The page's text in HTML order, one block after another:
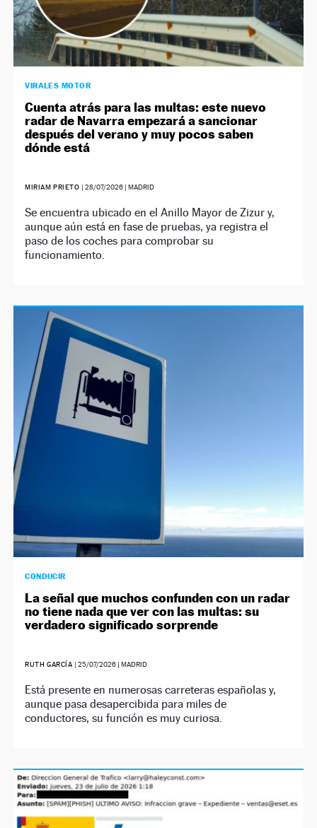
VIRALES MOTOR
Cuenta atrás para las multas: este nuevo
radar de Navarra empezará a sancionar
después del verano y muy pocos saben
dónde está
MIRIAM PRIETO |28/07/2026 | MADRID
Se encuentra ubicado en el Anillo Mayor de Zizur y,
aunque aún está en fase de pruebas, ya registra el
paso de los coches para comprobar su
funcionamiento.
CONDUCIR
La señal que muchos confunden con un radar
no tiene nada que ver con las multas: su
verdadero significado sorprende
RUTH GARCÍA |25/07/2026 | MADRID
Está presente en numerosas carreteras españolas y,
aunque pasa desapercibida para miles de
conductores, su función es muy curiosa.